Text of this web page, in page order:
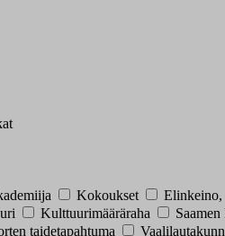
Kokoukset Elinkeino,
Kulttuurimääräraha
taidetapahtuma